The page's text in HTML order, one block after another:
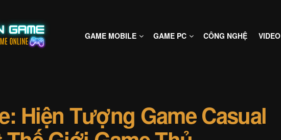
GAME MOBILE GAME PC CÔNG NGHỆ VIDEO
Hiện Tượng Game Casual